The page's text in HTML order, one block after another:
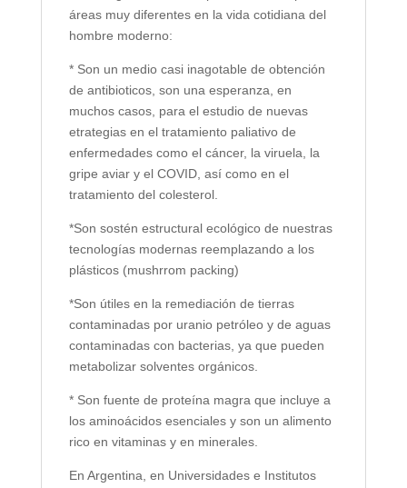
áreas muy diferentes en la vida cotidiana del
hombre moderno:
* Son un medio casi inagotable de obtención
de antibioticos, son una esperanza, en
muchos casos, para el estudio de nuevas
etrategias en el tratamiento paliativo de
enfermedades como el cáncer, la viruela, la
gripe aviar y el COVID, así como en el
tratamiento del colesterol.
*Son sostén estructural ecológico de nuestras
tecnologías modernas reemplazando a los
plásticos (mushrrom packing)
*Son útiles en la remediación de tierras
contaminadas por uranio petróleo y de aguas
contaminadas con bacterias, ya que pueden
metabolizar solventes orgánicos.
* Son fuente de proteína magra que incluye a
los aminoácidos esenciales y son un alimento
rico en vitaminas y en minerales.
En Argentina, en Universidades e Institutos